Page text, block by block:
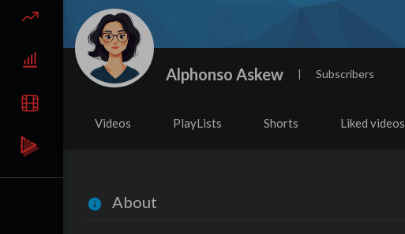
Alphonso Askew | Subscribers
Videos PlayLists Shorts Liked videos
About